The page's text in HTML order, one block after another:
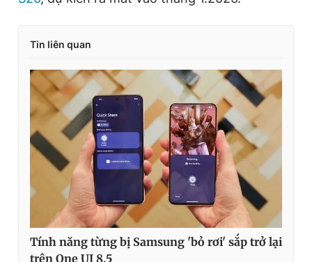
Tin liên quan
Tính năng từng bị Samsung 'bỏ rơi' sắp trở lại
trên One UI 8.5